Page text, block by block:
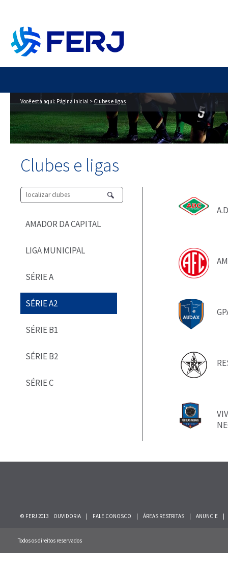
Você está aqui: Página inicial > Clubes e ligas
Clubes e ligas
AMADOR DA CAPITAL
LIGA MUNICIPAL
SÉRIE A
SÉRIE A2
SÉRIE B1
SÉRIE B2
SÉRIE C
© FERJ 2013 OUVIDORIA FALE CONOSCO ÁREAS RESTRITAS ANUNCIE
Todos os direitos reservados